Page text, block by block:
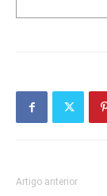
Artigo anterior